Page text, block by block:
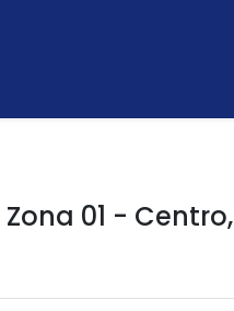
Zona 01 - Centro,